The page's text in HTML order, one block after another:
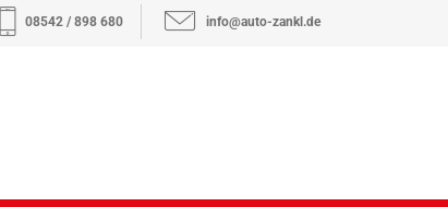
08542 / 898 680 info@auto-zankl.de